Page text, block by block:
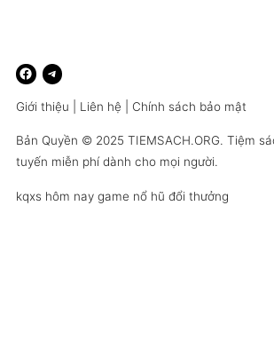
Giới thiệu Liên hệ Chính sách bảo mật
Bản Quyền © 2025 TIEMSACH.ORG. Tiệm
tuyến miễn phí dành cho mọi người.
kqxs hôm nay game nổ hũ đổi thưởng